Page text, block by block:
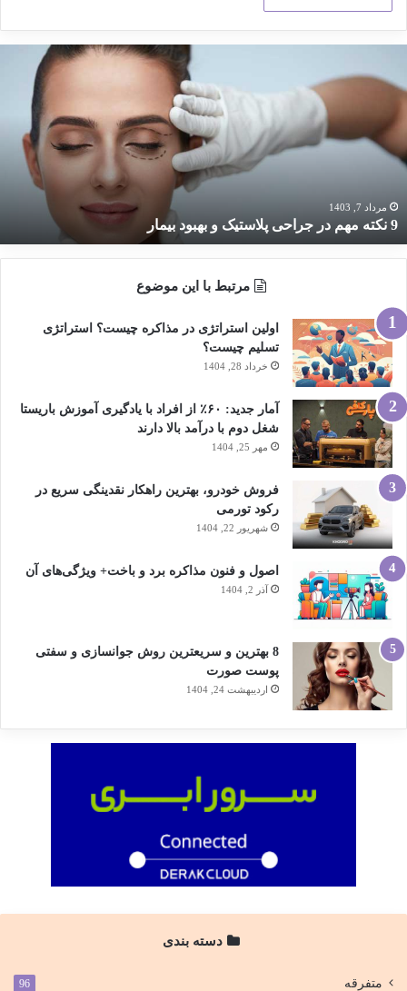
مهم
جراحی
پلاستیک
و
بیمارمرداد 7, 1403
9 نکته مهم در جراحی پلاستیک و بهبود بیمار
مرتبط با این موضوع
اولین استراتژی در مذاکره چیست؟ استراتژی
تسلیم چیست؟
خرداد 28, 1404
آمار جدید: ۶۰٪ از افراد با یادگیری آموزش باریستا
شغل دوم با درآمد بالا دارند
مهر 25, 1404
فروش خودرو، بهترین راهکار نقدینگی سریع در
رکود تورمی
شهریور 22, 1404
اصول و فنون مذاکره برد و باخت+ ویژگی‌های آن
آذر 2, 1404
8 بهترین و سریعترین روش جوانسازی و سفتی
پوست صورت
اردیبهشت 24, 1404
دسته بندی
متفرقه 96